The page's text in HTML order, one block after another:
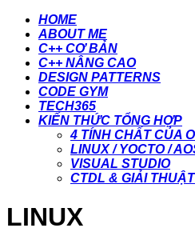
HOME
ABOUT ME
C++ CƠ BẢN
C++ NÂNG CAO
DESIGN PATTERNS
CODE GYM
TECH365
KIẾN THỨC TỔNG HỢP
4 TÍNH CHẤT CỦA
LINUX / YOCTO /
VISUAL STUDIO
CTDL & GIẢI THUẬT
LINUX